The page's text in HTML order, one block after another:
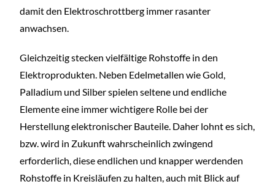
damit den Elektroschrottberg immer rasanter
anwachsen.
Gleichzeitig stecken vielfältige Rohstoffe in den
Elektroprodukten. Neben Edelmetallen wie Gold,
Palladium und Silber spielen seltene und endliche
Elemente eine immer wichtigere Rolle bei der
Herstellung elektronischer Bauteile. Daher lohnt es sich,
bzw. wird in Zukunft wahrscheinlich zwingend
erforderlich, diese endlichen und knapper werdenden
Rohstoffe in Kreisläufen zu halten, auch mit Blick auf